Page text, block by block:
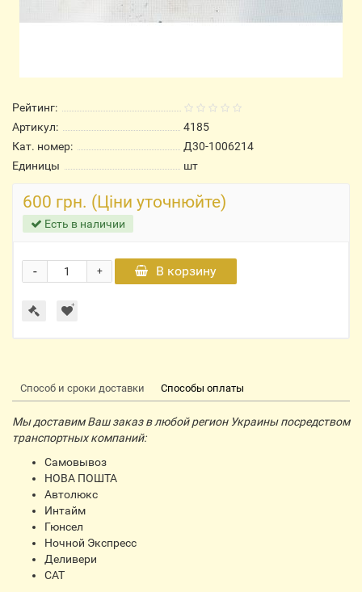
Рейтинг:
Артикул:
4185
Кат. номер:
Д30-1006214
Единицы
шт
600 грн. (Ціни уточнюйте)
Есть в наличии
+
- В корзину
Способ и сроки доставки Способы оплаты
Мы доставим Ваш заказ в любой регион Украины посредством
транспортных компаний:
Самовывоз
НОВА ПОШТА
Автолюкс
Интайм
Гюнсел
Ночной Экспресс
Деливери
CАТ